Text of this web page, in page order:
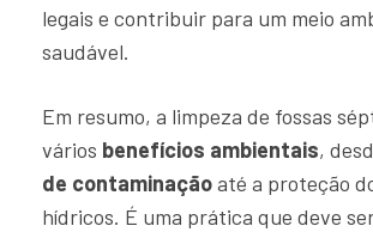
legais e contribuir para um meio
saudável.
Em resumo, a limpeza de fossas
vários benefícios ambientais,
de contaminaçãoaté a proteção
hídricos. É uma prática que deve